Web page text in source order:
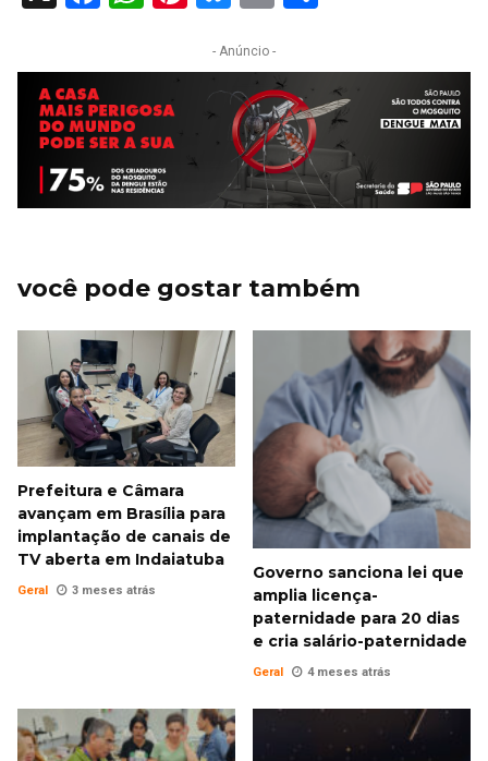
- Anúncio -
você pode gostar também
Prefeitura e Câmara
avançam em Brasília para
implantação de canais de
TV aberta em Indaiatuba
Geral 3 meses atrás
Governo sanciona lei que
amplia licença-
paternidade para 20 dias
e cria salário-paternidade
Geral 4 meses atrás